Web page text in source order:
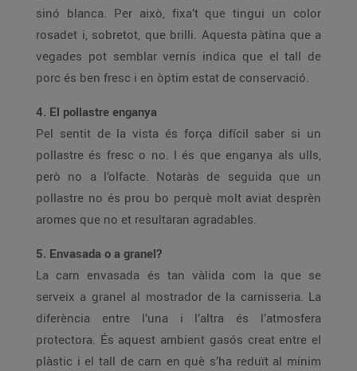
sinó blanca. Per això, fixa’t que tingui un color
rosadet i, sobretot, que brilli. Aquesta pàtina que a
vegades pot semblar vernís indica que el tall de
porc és ben fresc i en òptim estat de conservació.
4. El pollastre enganya
Pel sentit de la vista és força difícil saber si un
pollastre és fresc o no. I és que enganya als ulls,
però no a l’olfacte. Notaràs de seguida que un
pollastre no és prou bo perquè molt aviat desprèn
aromes que no et resultaran agradables.
5. Envasada o a granel?
La carn envasada és tan vàlida com la que se
serveix a granel al mostrador de la carnisseria. La
diferència entre l’una i l’altra és l’atmosfera
protectora. És aquest ambient gasós creat entre el
plàstic i el tall de carn en què s’ha reduït al mínim